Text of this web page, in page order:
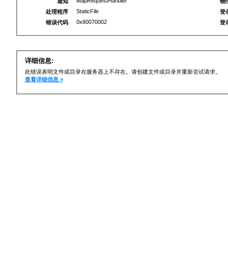
处理程序
StaticFile
错误代码
0x80070002
登
登
详细信息:
此错误表明文件或目录在服务器上不存在。请创建文件或目录并重新尝试请求。
查看详细信息 »